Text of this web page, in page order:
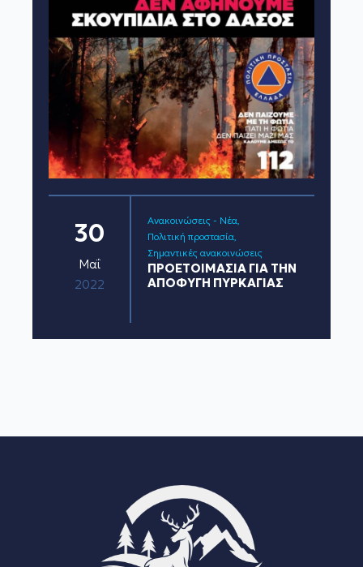
30
Μαΐ
2022
Ανακοινώσεις - Νέα
Πολιτική προστασία
Σημαντικές ανακοινώσεις
ΠΡΟΕΤΟΙΜΑΣΙΑ ΓΙΑ ΤΗΝ
ΑΠΟΦΥΓΗ ΠΥΡΚΑΓΙΑΣ